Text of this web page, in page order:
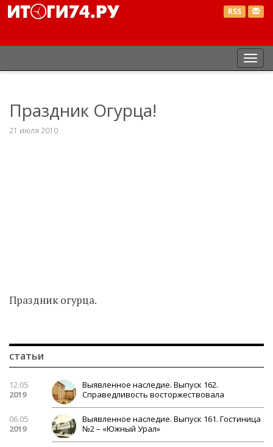
RSS
Праздник Огурца!
21 июля 2010
Праздник огурца.
статьи
12.05
2019
Выявленное наследие. Выпуск 162.
Справедливость восторжествовала
06.05
2019
Выявленное наследие. Выпуск 161. Гостиница
№2 – «Южный Урал»